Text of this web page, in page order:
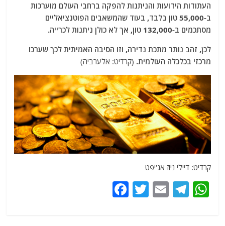
העתודות הידועות והניתנות להפקה ברחבי העולם מוערכות
ב-55,000 טון בלבד, בעוד שהמשאבים הפוטנציאליים
מסתכמים ב-132,000 טון, אך לא כולן ניתנות לכרייה.
לכן, זהב נותר מתכת נדירה, וזו הסיבה האמיתית לכך שערכו
מרכזי בכלכלה העולמית. (קרדיט: אלערביה)
קרדיט: דיילי ניוז אג'יפט
W
T
E
T